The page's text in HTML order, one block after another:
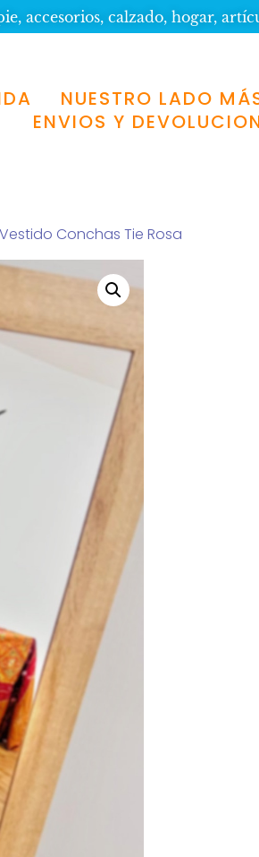
accesorios, calzado, hogar,
NUESTRO LADO
ENVIOS Y
Conchas Tie Rosa